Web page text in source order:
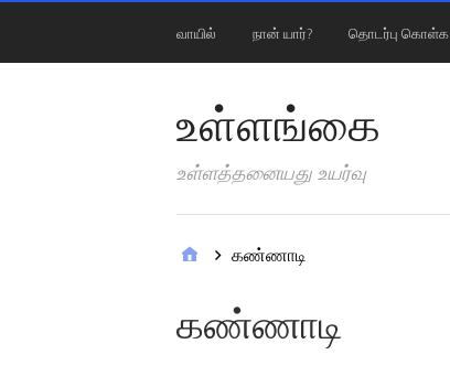
வாயில் நான் யார்? தொடர்பு கொள்க
உள்ளங்கை
உள்ளத்தனையது உயர்வு
கண்ணாடி
கண்ணாடி